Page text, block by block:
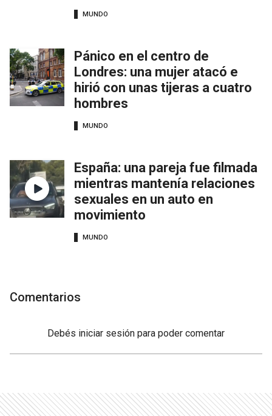
MUNDO
Pánico en el centro de
Londres: una mujer atacó e
hirió con unas tijeras a cuatro
hombres
MUNDO
España: una pareja fue filmada
mientras mantenía relaciones
sexuales en un auto en
movimiento
MUNDO
Comentarios
Debés iniciar sesión para poder comentar